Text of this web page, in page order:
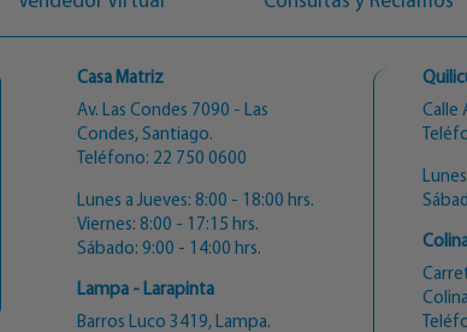
Casa Matriz
Av. Las Condes 7090 - Las
Condes, Santiago.
Teléfono: 22 750 0600
Lunes a Jueves: 8:00 - 18:00 hrs.
Viernes: 8:00 - 17:15 hrs.
Sábado: 9:00 - 14:00 hrs.
Lampa - Larapinta
Barros Luco 3419, Lampa.
Calle